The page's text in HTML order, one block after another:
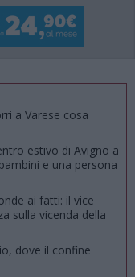
a Varese cosa
estivo di Avigno a
e una persona
ai fatti: il vice
sulla vicenda della
dove il confine